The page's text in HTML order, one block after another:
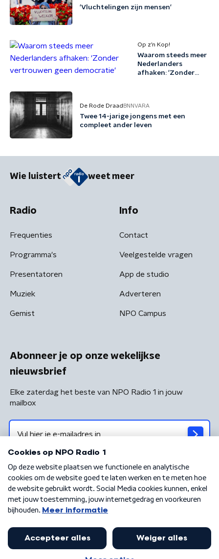
'Vluchtelingen zijn mensen'
Op z’n Kop!
Waarom steeds meer
Nederlanders
afhaken: 'Zonder
De Rode Draad BNNVARA
Twee 14-jarige jongens met een
compleet ander leven
Wie luistert weet meer
Radio
Frequenties
Programma's
Presentatoren
Muziek
Gemist
Info
Contact
Veelgestelde vragen
App de studio
Adverteren
NPO Campus
Abonneer je op onze wekelijkse
nieuwsbrief
Elke zaterdag het beste van NPO Radio 1 in jouw
mailbox
Algemene voorwaarden